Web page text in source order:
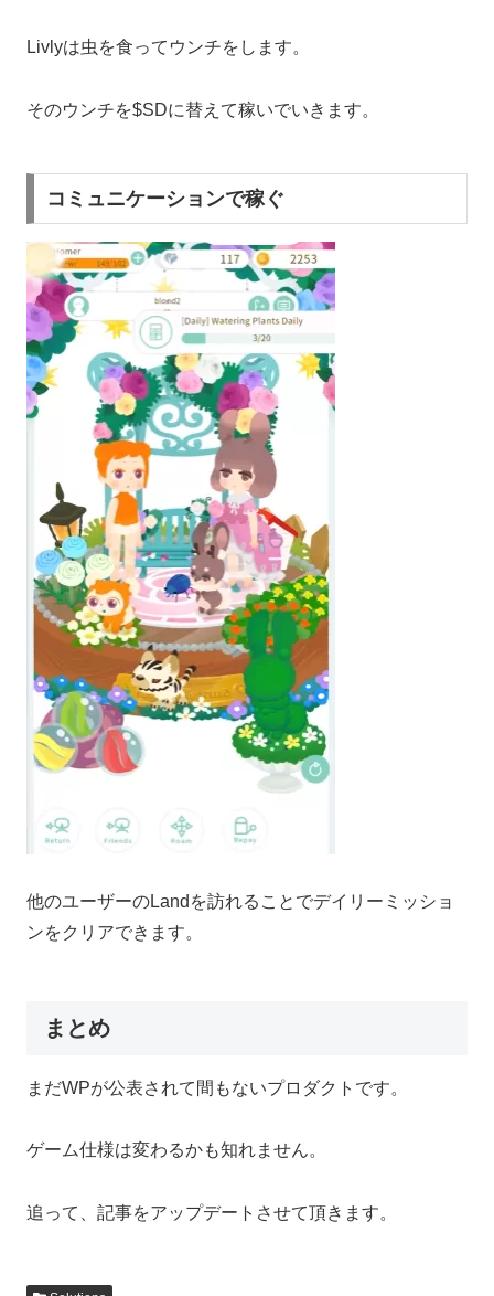
Livlyは虫を食ってウンチをします。
そのウンチを$SDに替えて稼いでいきます。
コミュニケーションで稼ぐ
他のユーザーのLandを訪れることでデイリーミッショ
ンをクリアできます。
まとめ
まだWPが公表されて間もないプロダクトです。
ゲーム仕様は変わるかも知れません。
追って、記事をアップデートさせて頂きます。